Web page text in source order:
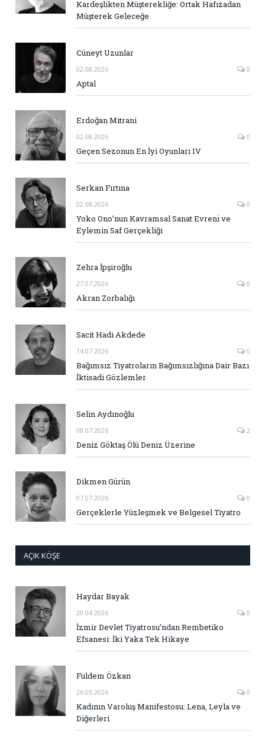
Kardeşlikten Müşterekliğe: Ortak Hafızadan
Müşterek Geleceğe
Cüneyt Uzunlar
02.08.2026 0
Aptal
Erdoğan Mitrani
02.08.2026 0
Geçen Sezonun En İyi Oyunları IV
Serkan Fırtına
02.08.2026 0
Yoko Ono’nun Kavramsal Sanat Evreni ve
Eylemin Saf Gerçekliği
Zehra İpşiroğlu
27.07.2026 0
Akran Zorbalığı
Sacit Hadi Akdede
14.07.2026 0
Bağımsız Tiyatroların Bağımsızlığına Dair Bazı
İktisadi Gözlemler
Selin Aydınoğlu
08.07.2026 2
Deniz Göktaş Ölü Deniz Üzerine
Dikmen Gürün
07.07.2026 0
Gerçeklerle Yüzleşmek ve Belgesel Tiyatro
AÇIK KÖŞE
Haydar Bayak
29.04.2026 0
İzmir Devlet Tiyatrosu’ndan Rembetiko
Efsanesi: İki Yaka Tek Hikaye
Fuldem Özkan
26.03.2026 0
Kadının Varoluş Manifestosu: Lena, Leyla ve
Diğerleri